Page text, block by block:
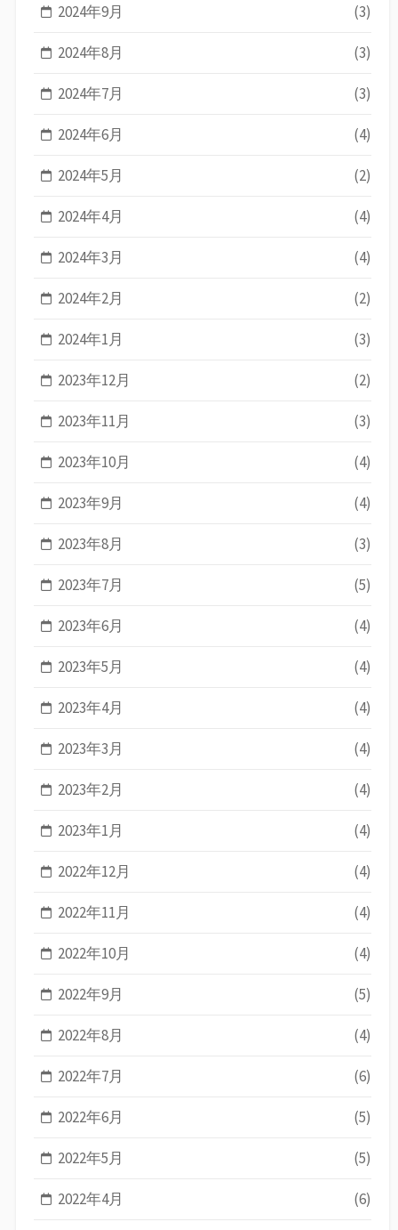
2024年9月 (3)
2024年8月 (3)
2024年7月 (3)
2024年6月 (4)
2024年5月 (2)
2024年4月 (4)
2024年3月 (4)
2024年2月 (2)
2024年1月 (3)
2023年12月 (2)
2023年11月 (3)
2023年10月 (4)
2023年9月 (4)
2023年8月 (3)
2023年7月 (5)
2023年6月 (4)
2023年5月 (4)
2023年4月 (4)
2023年3月 (4)
2023年2月 (4)
2023年1月 (4)
2022年12月 (4)
2022年11月 (4)
2022年10月 (4)
2022年9月 (5)
2022年8月 (4)
2022年7月 (6)
2022年6月 (5)
2022年5月 (5)
2022年4月 (6)